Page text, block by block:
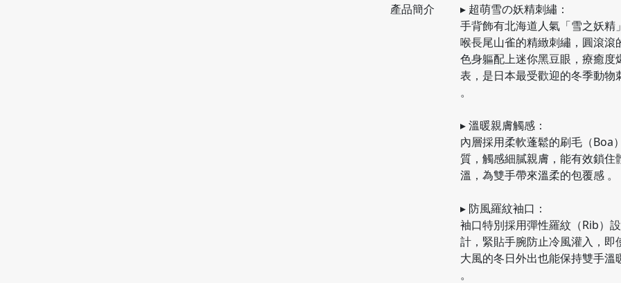
產品簡介
▸ 超萌雪の妖精刺繡：
手背飾有北海道人氣「雪之妖精
喉長尾山雀的精緻刺繡，圓滾滾
色身軀配上迷你黑豆眼，療癒度
表，是日本最受歡迎的冬季動物
。
▸ 溫暖親膚觸感：
內層採用柔軟蓬鬆的刷毛（Boa
質，觸感細膩親膚，能有效鎖住
溫，為雙手帶來溫柔的包覆感 。
▸ 防風羅紋袖口：
袖口特別採用彈性羅紋（Rib）設
計，緊貼手腕防止冷風灌入，即
大風的冬日外出也能保持雙手溫
。